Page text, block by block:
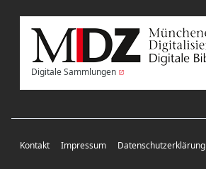
Digitale Sammlungen
Kontakt Impressum Datenschutzerklärung